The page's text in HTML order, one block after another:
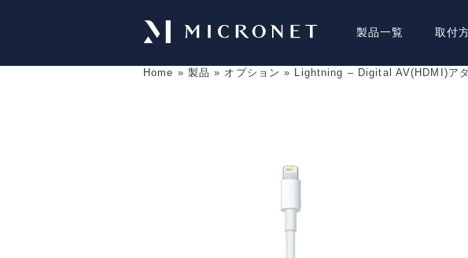
製品一覧 取付
Home » 製品 » オプション » Lightning – Digital AV(HDMI)ア